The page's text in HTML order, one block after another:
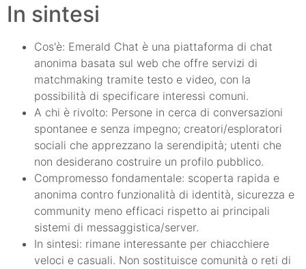
In sintesi
Cos'è: Emerald Chat è una piattaforma di chat
anonima basata sul web che offre servizi di
matchmaking tramite testo e video, con la
possibilità di specificare interessi comuni.
A chi è rivolto: Persone in cerca di conversazioni
spontanee e senza impegno; creatori/esploratori
sociali che apprezzano la serendipità; utenti che
non desiderano costruire un profilo pubblico.
Compromesso fondamentale: scoperta rapida e
anonima contro funzionalità di identità, sicurezza e
community meno efficaci rispetto ai principali
sistemi di messaggistica/server.
In sintesi: rimane interessante per chiacchiere
veloci e casuali. Non sostituisce comunità o reti di